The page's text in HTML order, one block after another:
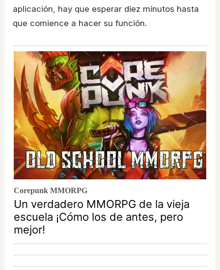
aplicación, hay que esperar diez minutos hasta
que comience a hacer su función.
Corepunk MMORPG
Un verdadero MMORPG de la vieja
escuela ¡Cómo los de antes, pero
mejor!